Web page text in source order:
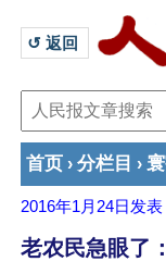
↺ 返回
首页 › 分栏目 ›
2016年1月24日 发表
老农民急眼了